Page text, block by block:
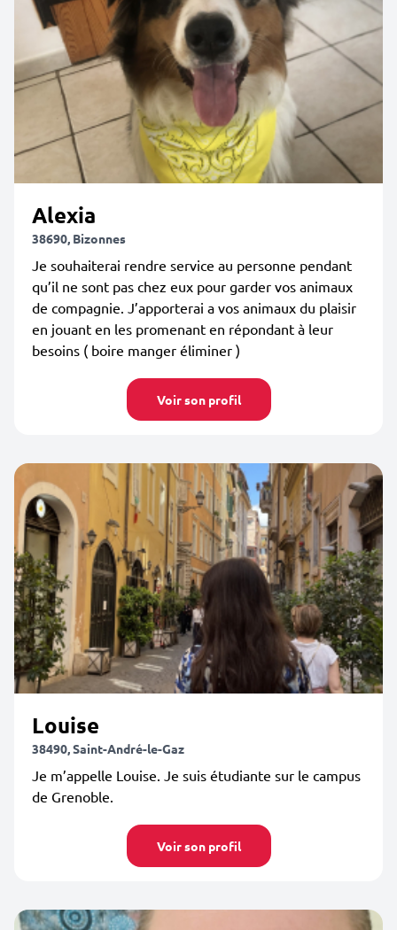
Alexia
38690, Bizonnes
Je souhaiterai rendre service au personne pendant
qu’il ne sont pas chez eux pour garder vos animaux
de compagnie. J’apporterai a vos animaux du plaisir
en jouant en les promenant en répondant à leur
besoins ( boire manger éliminer )
Voir son profil
Louise
38490, Saint-André-le-Gaz
Je m’appelle Louise. Je suis étudiante sur le campus
de Grenoble.
Voir son profil